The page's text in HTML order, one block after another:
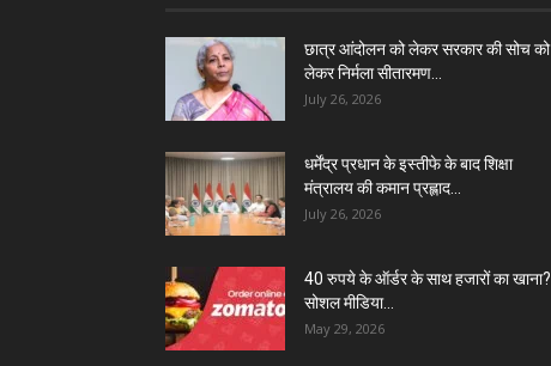
छात्र आंदोलन को लेकर सरकार की सोच को
लेकर निर्मला सीतारमण...
July 26, 2026
धर्मेंद्र प्रधान के इस्तीफे के बाद शिक्षा
मंत्रालय की कमान प्रह्लाद...
July 26, 2026
40 रुपये के ऑर्डर के साथ हजारों का खाना?
सोशल मीडिया...
May 29, 2026